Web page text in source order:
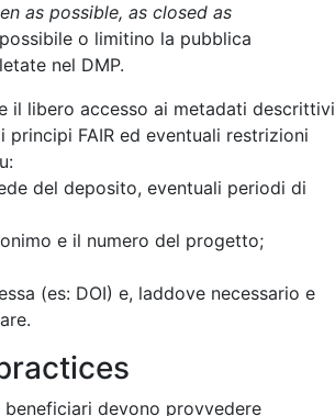
as possible, as closed as
o limitino la pubblica
nel DMP.
il libero accesso ai metadati descrittivi
FAIR ed eventuali restrizioni
del deposito, eventuali periodi di
e il numero del progetto;
(es: DOI) e, laddove necessario e
devono provvedere